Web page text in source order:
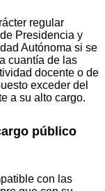
regular
Presidencia y
Autónoma si se
cuantía de las
docente o de
exceder del
a su alto cargo.
público
con las